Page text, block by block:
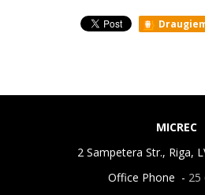
MICREC
2 Sampetera Str., Riga,
Office Phone - 25